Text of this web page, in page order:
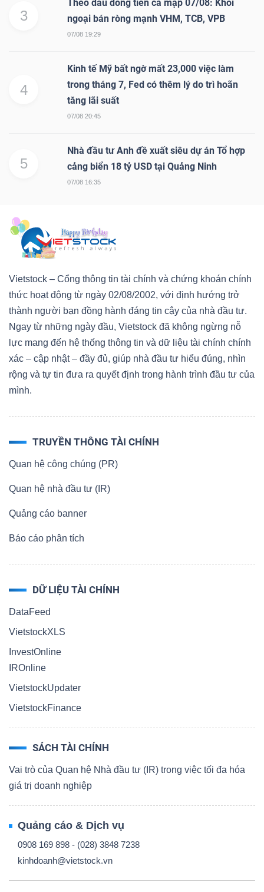
3
Theo dấu dòng tiền cá mập 07/08: Khối
ngoại bán ròng mạnh VHM, TCB, VPB
07/08 19:29
4
Kinh tế Mỹ bất ngờ mất 23,000 việc làm
trong tháng 7, Fed có thêm lý do trì hoãn
tăng lãi suất
07/08 20:45
5
Nhà đầu tư Anh đề xuất siêu dự án Tổ hợp
cảng biển 18 tỷ USD tại Quảng Ninh
07/08 16:35
Vietstock – Cổng thông tin tài chính và chứng khoán chính
thức hoạt động từ ngày 02/08/2002, với định hướng trở
thành người bạn đồng hành đáng tin cậy của nhà đầu tư.
Ngay từ những ngày đầu, Vietstock đã không ngừng nỗ
lực mang đến hệ thống thông tin và dữ liệu tài chính chính
xác – cập nhật – đầy đủ, giúp nhà đầu tư hiểu đúng, nhìn
rộng và tự tin đưa ra quyết định trong hành trình đầu tư của
mình.
TRUYỀN THÔNG TÀI CHÍNH
Quan hệ công chúng (PR)
Quan hệ nhà đầu tư (IR)
Quảng cáo banner
Báo cáo phân tích
DỮ LIỆU TÀI CHÍNH
DataFeed
VietstockXLS
InvestOnline
IROnline
VietstockUpdater
VietstockFinance
SÁCH TÀI CHÍNH
Vai trò của Quan hệ Nhà đầu tư (IR) trong việc tối đa hóa
giá trị doanh nghiệp
Quảng cáo & Dịch vụ
0908 169 898 - (028) 3848 7238
kinhdoanh@vietstock.vn